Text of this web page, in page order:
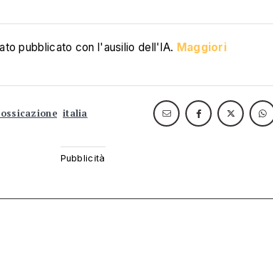
pubblicato con l'ausilio dell'IA. Maggiori
italia